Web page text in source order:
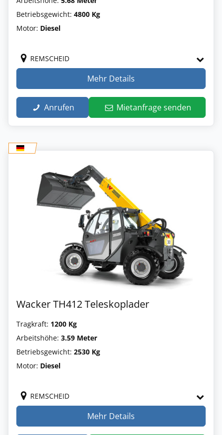
Betriebsgewicht: 4800 Kg
Motor: Diesel
REMSCHEID
Mehr Details
Anrufen Mietanfrage senden
Wacker TH412 Teleskoplader
Tragkraft: 1200 Kg
Arbeitshöhe: 3.59 Meter
Betriebsgewicht: 2530 Kg
Motor: Diesel
REMSCHEID
Mehr Details